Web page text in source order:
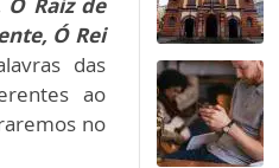
Ó Rei
das
ao
no